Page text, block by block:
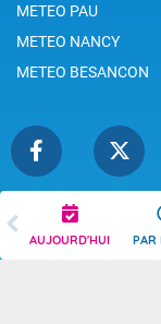
AUJOURD'HUI PAR
METEO PAU
METEO NANCY
METEO BESANCON